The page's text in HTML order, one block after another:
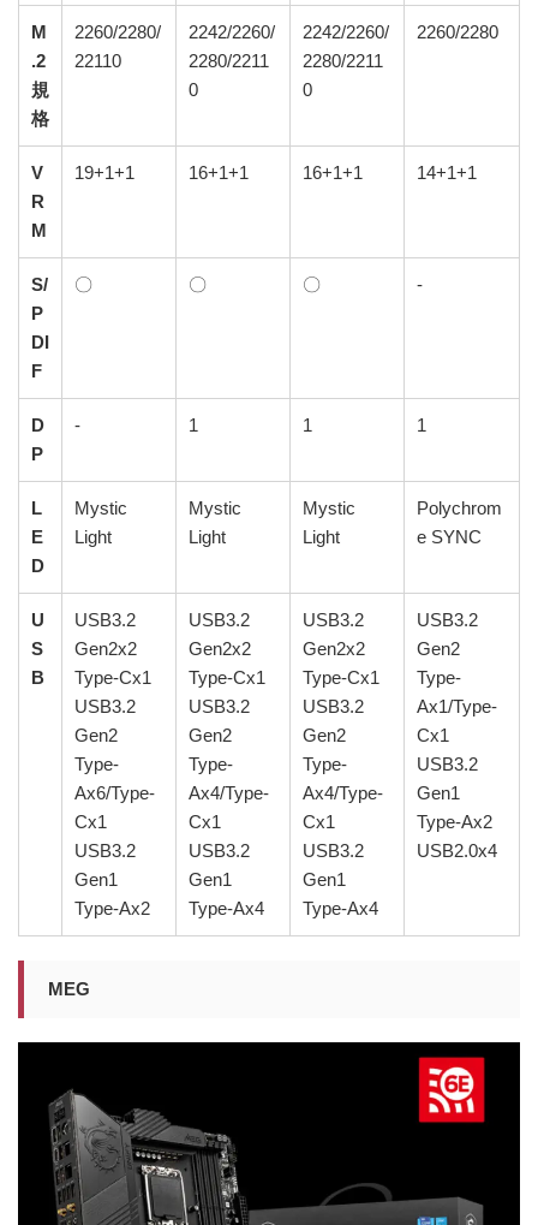
M
.2
規
格
2260/2280/
22110
2242/2260/
2280/2211
0
2242/2260/
2280/2211
0
2260/2280
V
R
M
19+1+1 16+1+1 16+1+1 14+1+1
S/
P
DI
F
〇 〇 〇 -
D
P
- 1 1 1
L
E
D
Mystic
Light
Mystic
Light
Mystic
Light
Polychrom
e SYNC
U
S
B
USB3.2
Gen2x2
Type-Cx1
USB3.2
Gen2
Type-
Ax6/Type-
Cx1
USB3.2
Gen1
Type-Ax2
USB3.2
Gen2x2
Type-Cx1
USB3.2
Gen2
Type-
Ax4/Type-
Cx1
USB3.2
Gen1
Type-Ax4
USB3.2
Gen2x2
Type-Cx1
USB3.2
Gen2
Type-
Ax4/Type-
Cx1
USB3.2
Gen1
Type-Ax4
USB3.2
Gen2
Type-
Ax1/Type-
Cx1
USB3.2
Gen1
Type-Ax2
USB2.0x4
MEG